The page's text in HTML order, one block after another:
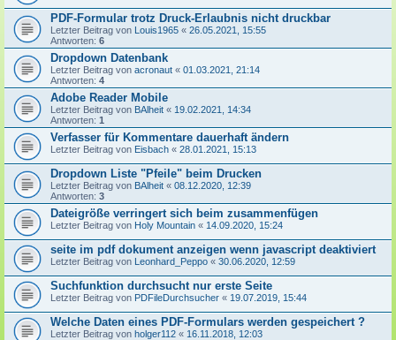
PDF-Formular trotz Druck-Erlaubnis nicht druckbar
Letzter Beitrag von Louis1965 « 26.05.2021, 15:55
Antworten: 6
Dropdown Datenbank
Letzter Beitrag von acronaut « 01.03.2021, 21:14
Antworten: 4
Adobe Reader Mobile
Letzter Beitrag von BAlheit « 19.02.2021, 14:34
Antworten: 1
Verfasser für Kommentare dauerhaft ändern
Letzter Beitrag von Eisbach « 28.01.2021, 15:13
Dropdown Liste "Pfeile" beim Drucken
Letzter Beitrag von BAlheit « 08.12.2020, 12:39
Antworten: 3
Dateigröße verringert sich beim zusammenfügen
Letzter Beitrag von Holy Mountain « 14.09.2020, 15:24
seite im pdf dokument anzeigen wenn javascript deaktiviert
Letzter Beitrag von Leonhard_Peppo « 30.06.2020, 12:59
Suchfunktion durchsucht nur erste Seite
Letzter Beitrag von PDFileDurchsucher « 19.07.2019, 15:44
Welche Daten eines PDF-Formulars werden gespeichert ?
Letzter Beitrag von holger112 « 16.11.2018, 12:03